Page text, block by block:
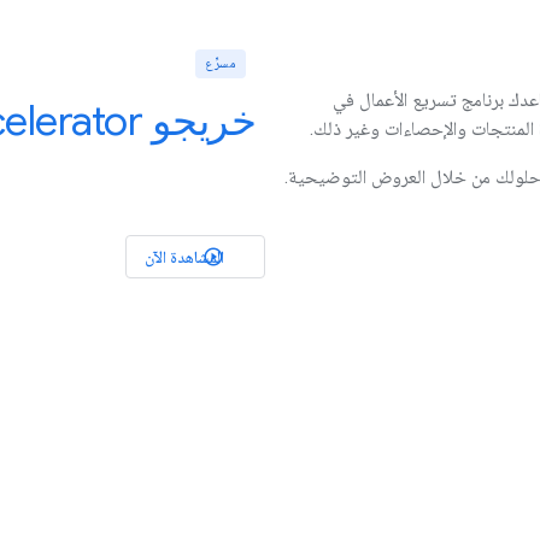
برنامج تسريع الأعمال في
والإحصاءات وغير ذلك.
حلولك من خلال العروض التوضيحية.
مسرِّع
خريجو Google for Startups Accelerator | زيلا
play_circle_outlined
المشاهدة الآن